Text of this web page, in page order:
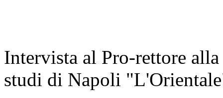
Intervista al Pro-rettore
studi di Napoli